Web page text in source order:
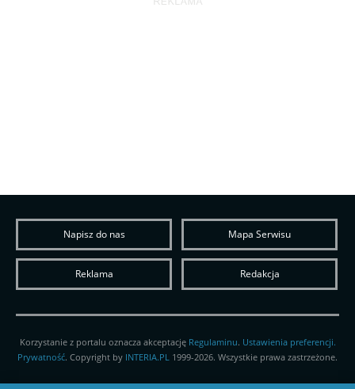
Napisz do nas Mapa Serwisu
Reklama Redakcja
Korzystanie z portalu oznacza akceptację Regulaminu. Ustawienia preferencji.
Prywatność. Copyright by INTERIA.PL 1999-2026. Wszystkie prawa zastrzeżone.